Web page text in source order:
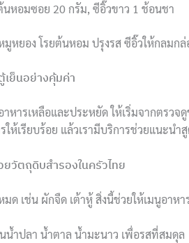
หอมซอย 20 กรัม, ซีอิ๊วขาว 1 ช้อนชา
มูหยอง โรยต้นหอม ปรุงรส ซีอิ๊วให้กลมก
เย็นอย่างคุ้มค่า
หารเหลือและประหยัด ให้เริ่มจากตรวจ
ให้เรียบร้อย แล้วเรามีบริการช่วยแนะ
วัตถุดิบสำรองในครัวไทย
มด เช่น ผักจืด เต้าหู้ สิ่งนี้ช่วยให้เมนูอาห
น้ำปลา น้ำตาล น้ำมะนาว เพื่อรสที่สมดุล